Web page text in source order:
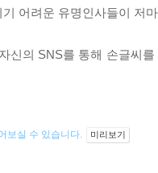
어려운 유명인사들이 저
신의 SNS를 통해 손글씨
보실 수 있습니다. 미리보기